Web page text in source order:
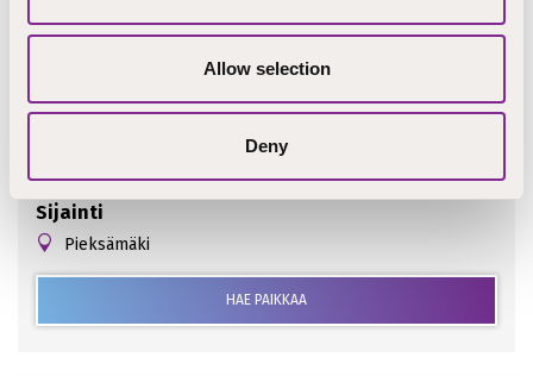
Allow selection
Deny
Ilmoituksen perustiedot
Sijainti
Pieksämäki
HAE PAIKKAA